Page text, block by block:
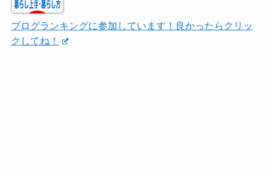
ブログランキングに参加しています！良かったらクリッ
クしてね！